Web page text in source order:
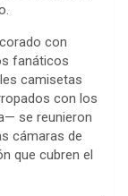
con
fanáticos
camisetas
con los
se reunieron
cámaras de
que cubren el